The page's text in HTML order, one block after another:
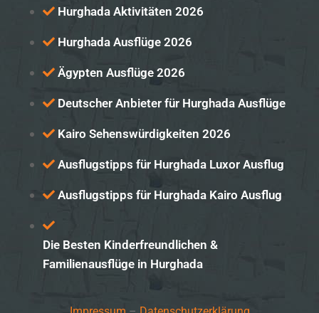
Hurghada Aktivitäten 2026
Hurghada Ausflüge 2026
Ägypten Ausflüge 2026
Deutscher Anbieter für Hurghada Ausflüge
Kairo Sehenswürdigkeiten 2026
Ausflugstipps für Hurghada Luxor Ausflug
Ausflugstipps für Hurghada Kairo Ausflug
Die Besten Kinderfreundlichen &
Familienausflüge in Hurghada